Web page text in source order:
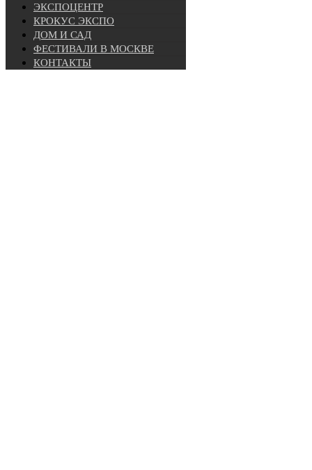
ЭКСПОЦЕНТР
КРОКУС ЭКСПО
ДОМ И САД
ФЕСТИВАЛИ В МОСКВЕ
КОНТАКТЫ